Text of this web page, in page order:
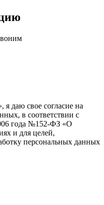
даю свое согласие на
в соответствии с
года №152-ФЗ «О
и для целей,
персональных данных